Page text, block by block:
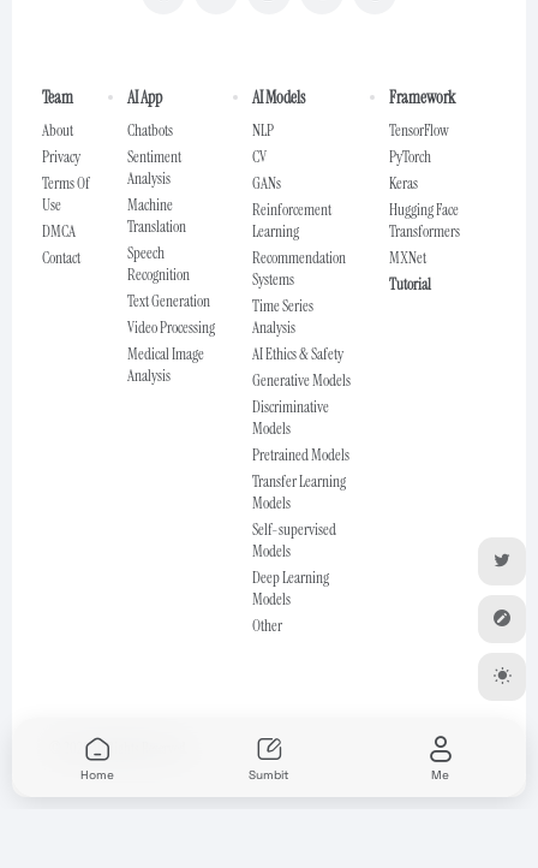
Team
About
Privacy
Terms Of
Use
DMCA
Contact
AI App
Chatbots
Sentiment
Analysis
Machine
Translation
Speech
Recognition
Text Generation
Video Processing
Medical Image
Analysis
AI Models
NLP
CV
GANs
Reinforcement
Learning
Recommendation
Systems
Time Series
Analysis
AI Ethics & Safety
Generative Models
Discriminative
Models
Pretrained Models
Transfer Learning
Models
Self-supervised
Models
Deep Learning
Models
Other
Framework
TensorFlow
PyTorch
Keras
Hugging Face
Transformers
MXNet
Tutorial
© 2025 All Rights Reserved.
Home Sumbit Me